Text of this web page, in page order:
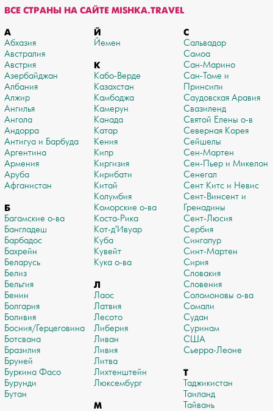
ВСЕ СТРАНЫ НА САЙТЕ MISHKA.TRAVEL
А
Абхазия
Австралия
Австрия
Азербайджан
Албания
Алжир
Ангилья
Ангола
Андорра
Антигуа и Барбуда
Аргентина
Армения
Аруба
Афганистан
Б
Багамские о-ва
Бангладеш
Барбадос
Бахрейн
Беларусь
Белиз
Бельгия
Бенин
Болгария
Боливия
Босния/Герцеговина
Ботсвана
Бразилия
Бруней
Буркина Фасо
Бурунди
Бутан
Й
Йемен
К
Кабо-Верде
Казахстан
Камбоджа
Камерун
Канада
Катар
Кения
Кипр
Киргизия
Кирибати
Китай
Колумбия
Коморские о-ва
Коста-Рика
Кот-д'Ивуар
Куба
Кувейт
Кука о-ва
Л
Лаос
Латвия
Лесото
Либерия
Ливан
Ливия
Литва
Лихтенштейн
Люксембург
М
С
Сальвадор
Самоа
Сан-Марино
Сан-Томе и
Принсипи
Саудовская Аравия
Свазиленд
Святой Елены о-в
Северная Корея
Сейшелы
Сен-Мартен
Сен-Пьер и Микелон
Сенегал
Сент Китс и Невис
Сент-Винсент и
Гренадины
Сент-Люсия
Сербия
Сингапур
Синт-Мартен
Сирия
Словакия
Словения
Соломоновы о-ва
Сомали
Судан
Суринам
США
Сьерра-Леоне
Т
Таджикистан
Таиланд
Тайвань